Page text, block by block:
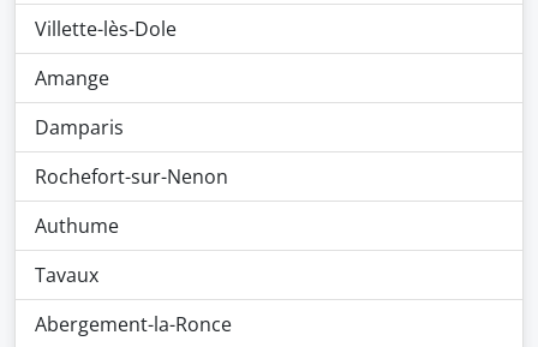
Villette-lès-Dole
Amange
Damparis
Rochefort-sur-Nenon
Authume
Tavaux
Abergement-la-Ronce